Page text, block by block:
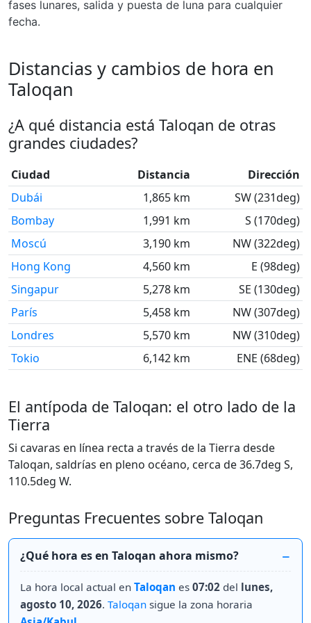
fases lunares, salida y puesta de luna para cualquier
fecha.
Distancias y cambios de hora en
Taloqan
¿A qué distancia está Taloqan de otras
grandes ciudades?
Ciudad Distancia
Dirección
Dubái
1,865 km
SW (231deg)
Bombay
1,991 km
S (170deg)
Moscú
3,190 km
NW (322deg)
Hong Kong
4,560 km
E (98deg)
Singapur
5,278 km
SE (130deg)
París
5,458 km
NW (307deg)
Londres
5,570 km
NW (310deg)
Tokio
6,142 km ENE (68deg)
El antípoda de Taloqan: el otro lado de la
Tierra
Si cavaras en línea recta a través de la Tierra desde
Taloqan, saldrías en pleno océano, cerca de 36.7deg S,
110.5deg W.
Preguntas Frecuentes sobre Taloqan
¿Qué hora es en Taloqan ahora mismo?
La hora local actual en Taloqan es 07:02 del lunes,
agosto 10, 2026. Taloqan sigue la zona horaria